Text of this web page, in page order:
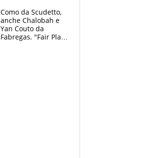
Como da Scudetto,
anche Chalobah e
Yan Couto da
Fabregas. "Fair Play